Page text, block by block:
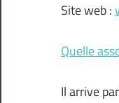
Site web :
Quelle
Il arrive